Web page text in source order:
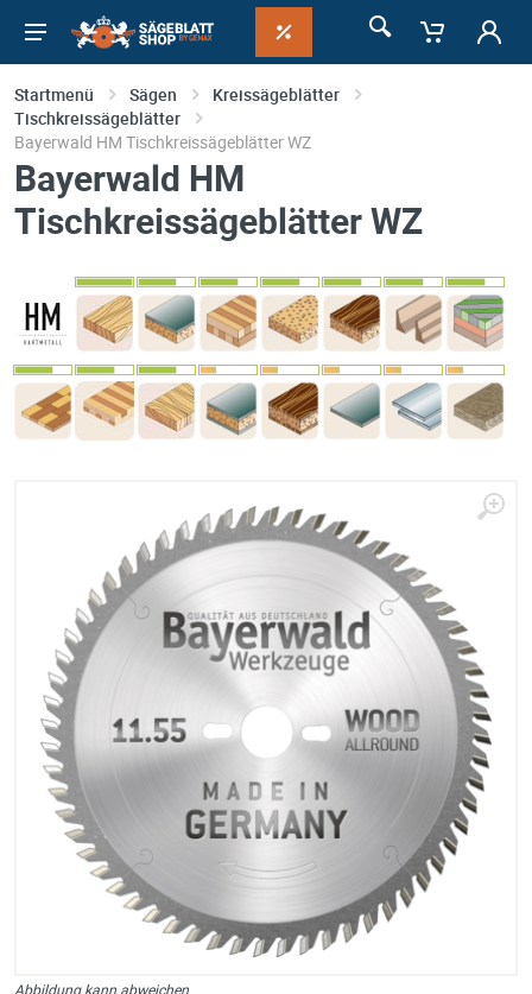
Startmenü Sägen
Kreissägeblätter
Tischkreissägeblätter
Bayerwald HM Tischkreissägeblätter WZ
Bayerwald HM
Tischkreissägeblätter WZ
Abbildung kann abweichen